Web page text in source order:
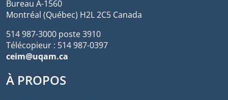
Bureau A-1560
Montréal (Québec) H2L 2C5 Canada
514 987-3000 poste 3910
Télécopieur : 514 987-0397
ceim@uqam.ca
À PROPOS